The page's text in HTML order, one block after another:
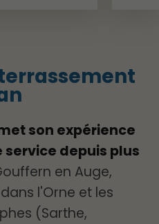
son expérience
service depuis plus
en Auge,
l'Orne et les
(Sarthe,